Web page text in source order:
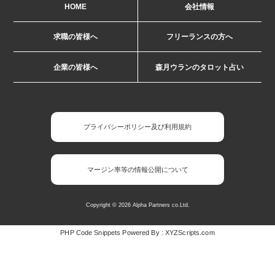
HOME 会社情報
求職の皆様へ フリーランスの方へ
企業の皆様へ 森月ウランのタロット占い
プライバシーポリシー及び利用規約
マージン率等の情報公開について
Copyright © 2026 Alpha Partners co.Ltd.
PHP Code Snippets Powered By :XYZScripts.com